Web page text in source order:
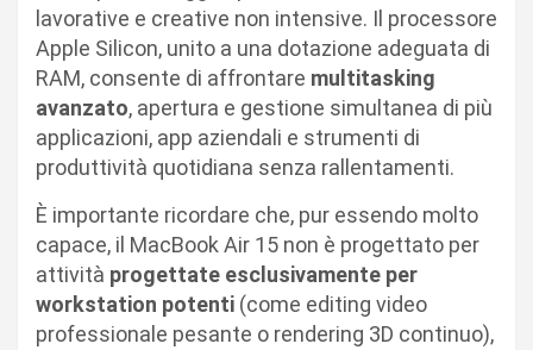
lavorative e creative non intensive. Il processore
Apple Silicon, unito a una dotazione adeguata di
RAM, consente di affrontare multitasking
avanzato, apertura e gestione simultanea di più
applicazioni, app aziendali e strumenti di
produttività quotidiana senza rallentamenti.
È importante ricordare che, pur essendo molto
capace, il MacBook Air 15 non è progettato per
attività progettate esclusivamente per
workstation potenti (come editing video
professionale pesante o rendering 3D continuo),